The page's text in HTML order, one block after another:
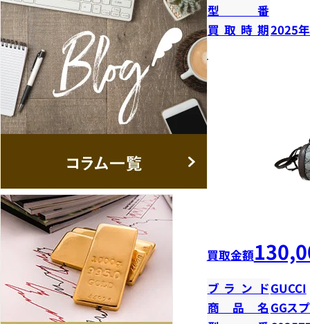
型番
買取時期2025
買取金額
ブランドGUCCI
商品名 GGス